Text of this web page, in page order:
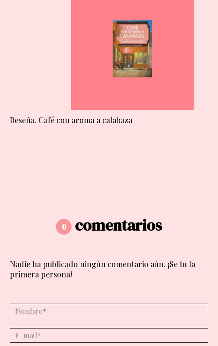
Reseña. Café con aroma a calabaza
0 comentarios
Nadie ha publicado ningún comentario aún. ¡Se tu la
primera persona!